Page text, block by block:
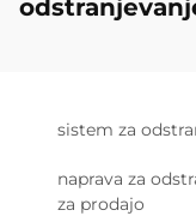
sistem za
naprava za
za prodajo